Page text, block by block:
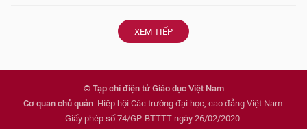
XEM TIẾP
© Tạp chí điện tử Giáo dục Việt Nam
Cơ quan chủ quản: Hiệp hội Các trường đại học, cao đẳng Việt Nam.
Giấy phép số 74/GP-BTTTT ngày 26/02/2020.